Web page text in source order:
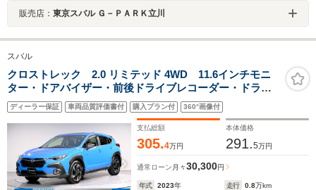
販売店： 東京スバル Ｇ－ＰＡＲＫ立川
スバル
クロストレック 2.0 リミテッド 4WD 11.6インチモニ
ター・ドアバイザー・前後ドライブレコーダー・ドライ
バーモニタリングシステム・オートビークルホールド・
リヤビークルディテクション・後退時ブレーキ・パノラ
ミックビューモニター
ディーラー保証 車両品質評価書付 購入プラン付 360°画像付
支払総額
305.4万円
本体価格
291.5万円
通常ローン 月々30,300円
年式 2023年 走行 0.8万km